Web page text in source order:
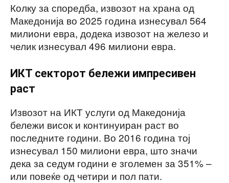
Колку за споредба, извозот на храна од
Македонија во 2025 година изнесувал 564
милиони евра, додека извозот на железо и
челик изнесувал 496 милиони евра.
ИКТ секторот бележи импресивен
раст
Извозот на ИКТ услуги од Македонија
бележи висок и континуиран раст во
последните години. Во 2016 година тој
изнесувал 150 милиони евра, што значи
дека за седум години е зголемен за 351% –
или повеќе од четири и пол пати.